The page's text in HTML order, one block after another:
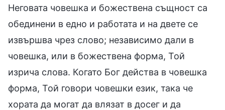
Неговата човешка и божествена същност са
обединени в едно и работата и на двете се
извършва чрез слово; независимо дали в
човешка, или в божествена форма, Той
изрича слова. Когато Бог действа в човешка
форма, Той говори човешки език, така че
хората да могат да влязат в досег и да